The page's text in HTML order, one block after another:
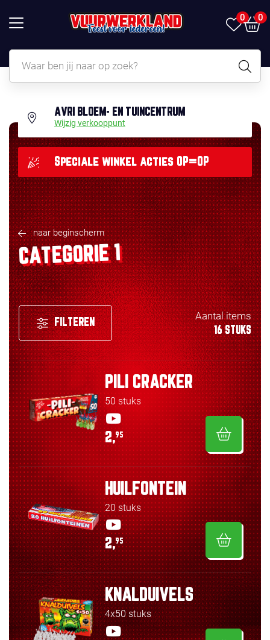
0 0
AVRI BLOEM- EN TUINCENTRUM
Wijzig verkooppunt
Speciale winkel acties OP=OP
naar beginscherm
CATEGORIE 1
FILTEREN
Aantal items
16 STUKS
PILI CRACKER
50 stuks
2,95
HUILFONTEIN
20 stuks
2,95
KNALDUIVELS
4x50 stuks